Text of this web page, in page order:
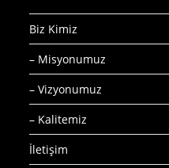
Biz Kimiz
– Misyonumuz
– Vizyonumuz
– Kalitemiz
İletişim